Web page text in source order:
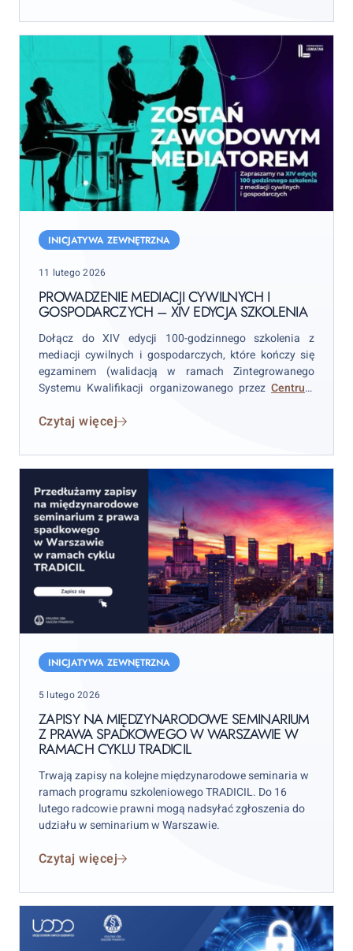
mediacji
gospodarczych
edycja
szkolenia
INICJATYWA ZEWNĘTRZNA
Posted
11 lutego 2026
PROWADZENIE MEDIACJI CYWILNYCH I
GOSPODARCZYCH – XIV EDYCJA SZKOLENIA
Dołącz do XIV edycji 100-godzinnego szkolenia z
mediacji cywilnych i gospodarczych, które kończy się
egzaminem (walidacją w ramach Zintegrowanego
Systemu Kwalifikacji organizowanego przez Centrum
Czytaj więcej
seminarium
prawa
spadkowego
Warszawie
ramach
cyklu
TRADICIL
INICJATYWA ZEWNĘTRZNA
Posted
5 lutego 2026
ZAPISY NA MIĘDZYNARODOWE SEMINARIUM
Z PRAWA SPADKOWEGO W WARSZAWIE W
RAMACH CYKLU TRADICIL
Trwają zapisy na kolejne międzynarodowe seminaria w
ramach programu szkoleniowego TRADICIL. Do 16
lutego radcowie prawni mogą nadsyłać zgłoszenia do
udziału w seminarium w Warszawie.
Czytaj więcej